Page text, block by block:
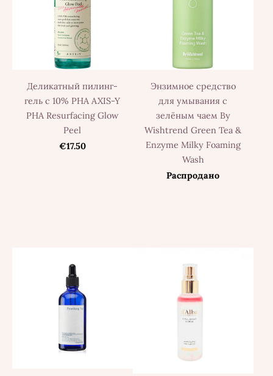
Деликатный пилинг-
гель с 10% PHA AXIS-Y
PHA Resurfacing Glow
Peel
€17.50
Энзимное средство
для умывания с
зелёным чаем By
Wishtrend Green Tea &
Enzyme Milky Foaming
Wash
Распродано